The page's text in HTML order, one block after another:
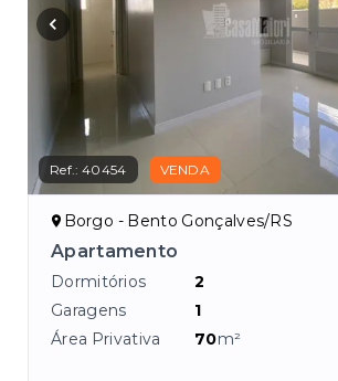
Ref.:40454 VENDA
Borgo - Bento Gonçalves/RS
Apartamento
Dormitórios
2
Garagens
1
Área Privativa
70m²